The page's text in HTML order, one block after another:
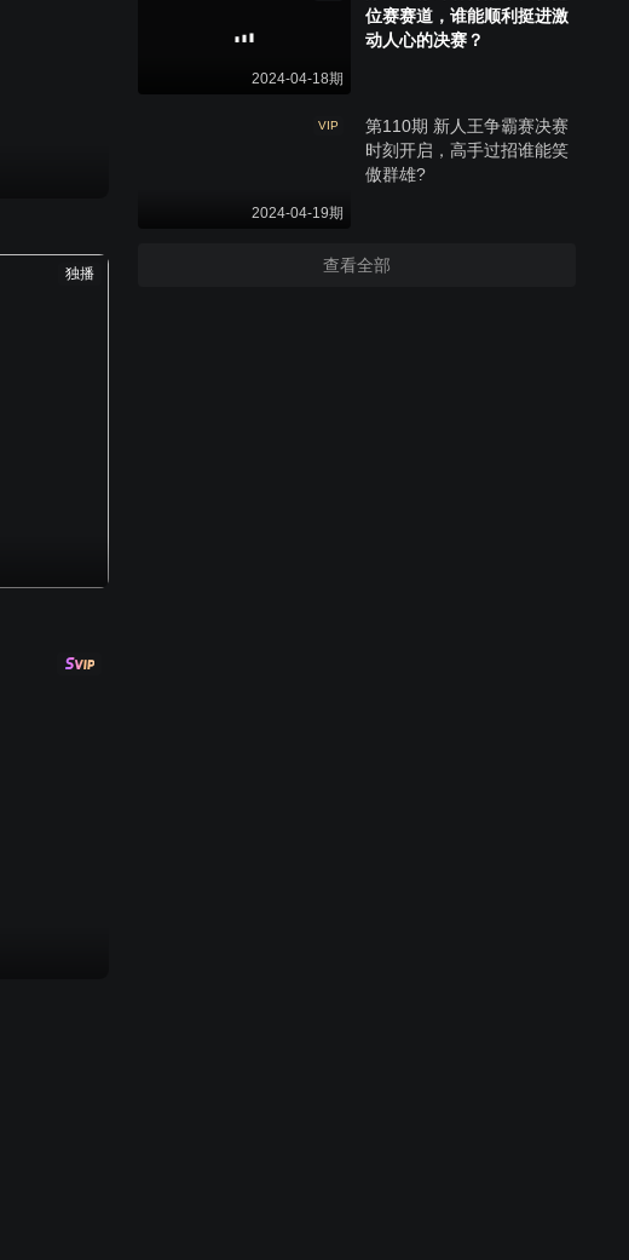
2024-04-18期
位赛赛道，谁能顺利挺进激
动人心的决赛？
VIP
2024-04-19期
第110期 新人王争霸赛决赛
时刻开启，高手过招谁能笑
傲群雄?
查看全部
独播